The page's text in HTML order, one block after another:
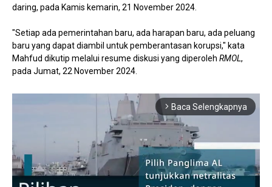
daring, pada Kamis kemarin, 21 November 2024.
"Setiap ada pemerintahan baru, ada harapan baru, ada peluang
baru yang dapat diambil untuk pemberantasan korupsi," kata
Mahfud dikutip melalui resume diskusi yang diperoleh RMOL,
pada Jumat, 22 November 2024.
arrow_forward_ios Baca Selengkapnya